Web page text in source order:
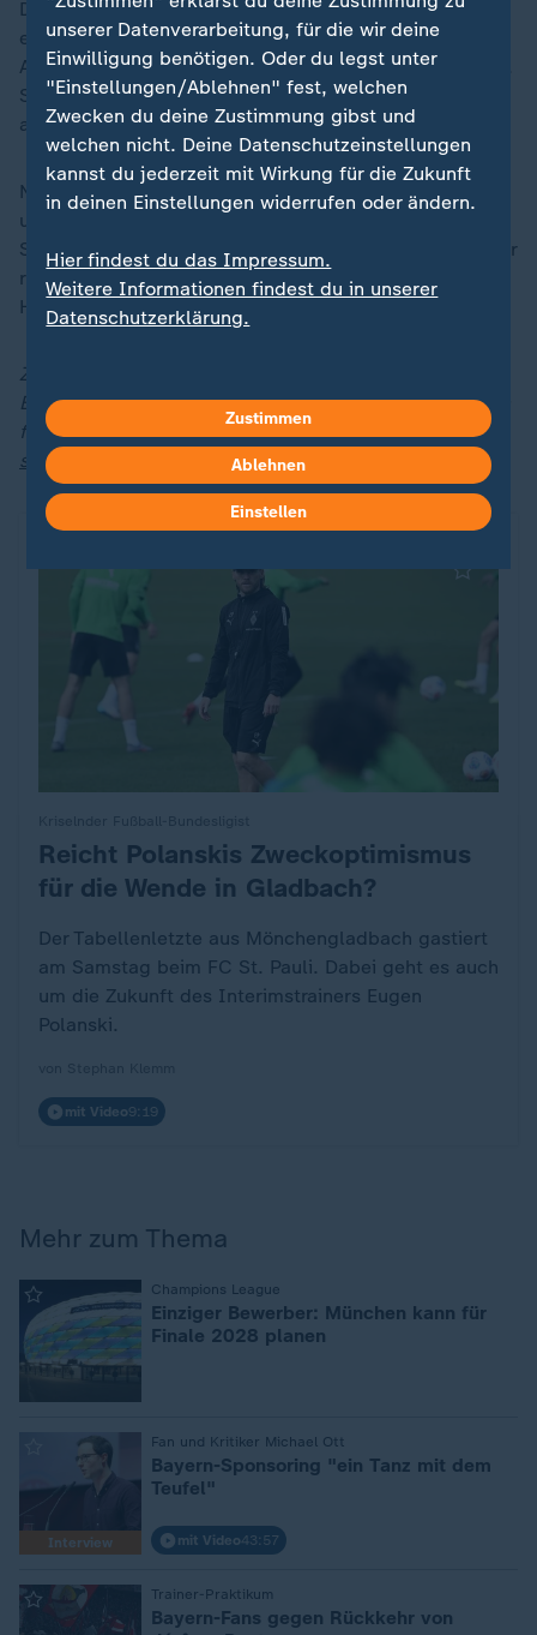
Dialogformate. Schon am Samstag lädt der Verein zu
einem Weißwurstfrühstück, "um unseren Willen zum
Austausch zu unterstreichen", wie es Hainer formuliert.
Seinen Angaben zufolge wurden dafür 200 Mitglieder
aus 1000 Anmeldungen ausgelost.
Neben Hainer sollen die Vizepräsidenten Dieter Mayer
und Walter Mennekes ebenso zugegen sein wie
Sportvorstand Max Eberl. "Auch da werden wir darüber
reden, welche Themen es für Sonntag gibt", sagte
Hainer. Vorbereitet sein will er so gut wie möglich.
Zusammenfassungen und Highlights der Fußball-
Bundesliga und ausgewählter Spiele der 2. Bundesliga
finden Sie immer montags ab 0:00 Uhr bei
sportstudio.de
:Reicht Polanskis Zweckoptimismus
für die Wende in Gladbach?
Der Tabellenletzte aus Mönchengladbach gastiert
am Samstag beim FC St. Pauli. Dabei geht es auch
um die Zukunft des Interimstrainers Eugen
Polanski.
mit Video9:19
Mehr zum Thema
Champions League
Einziger Bewerber: München kann für
Finale 2028 planen
Interview
Fan und Kritiker Michael Ott
Bayern-Sponsoring "ein Tanz mit dem
Teufel"
mit Video43:57
Trainer-Praktikum
Bayern-Fans gegen Rückkehr von
unserer Datenverarbeitung, für die wir deine
Einwilligung benötigen. Oder du legst unter
"Einstellungen/Ablehnen" fest, welchen
Zwecken du deine Zustimmung gibst und
welchen nicht. Deine Datenschutzeinstellungen
kannst du jederzeit mit Wirkung für die Zukunft
in deinen Einstellungen widerrufen oder ändern.
Hier findest du das Impressum.
Weitere Informationen findest du in unserer
Datenschutzerklärung.
Zustimmen
Ablehnen
Einstellen